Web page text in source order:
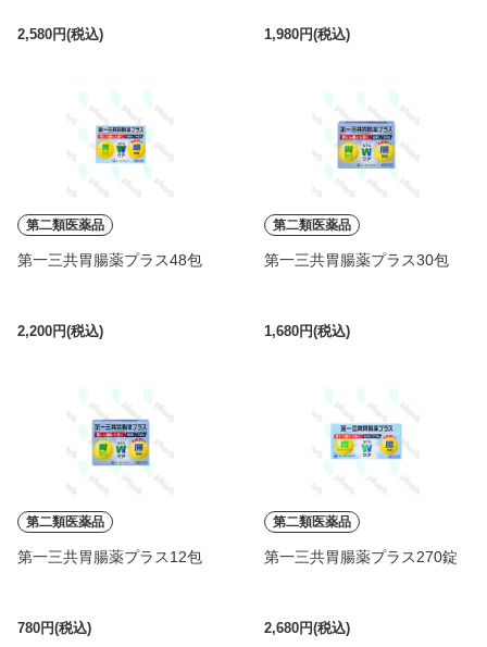
2,580円(税込) 1,980円(税込)
第二類医薬品
第一三共胃腸薬プラス48包
2,200円(税込)
第二類医薬品
第一三共胃腸薬プラス30包
1,680円(税込)
第二類医薬品
第一三共胃腸薬プラス12包
780円(税込)
第二類医薬品
第一三共胃腸薬プラス270錠
2,680円(税込)